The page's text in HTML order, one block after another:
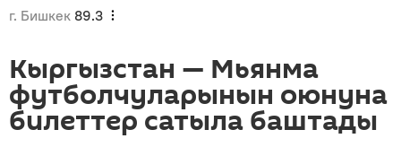
г. Бишкек 89.3
Кыргызстан — Мьянма
футболчуларынын оюнуна
билеттер сатыла баштады